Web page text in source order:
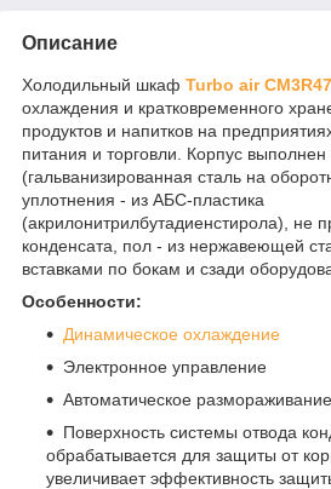
Описание
Холодильный шкаф Turbo air
охлаждения и кратковременного
продуктов и напитков на
питания и торговли. Корпус
(гальванизированная сталь на
уплотнения - из АБС-пластика
(акрилонитрилбутадиенстирола), не
конденсата, пол - из нержавеющей
вставками по бокам и сзади
Особенности:
Динамическое охлаждение
Электронное управление
Автоматическое размораживание
Поверхность системы отвода
обрабатывается для защиты от
увеличивает эффективность